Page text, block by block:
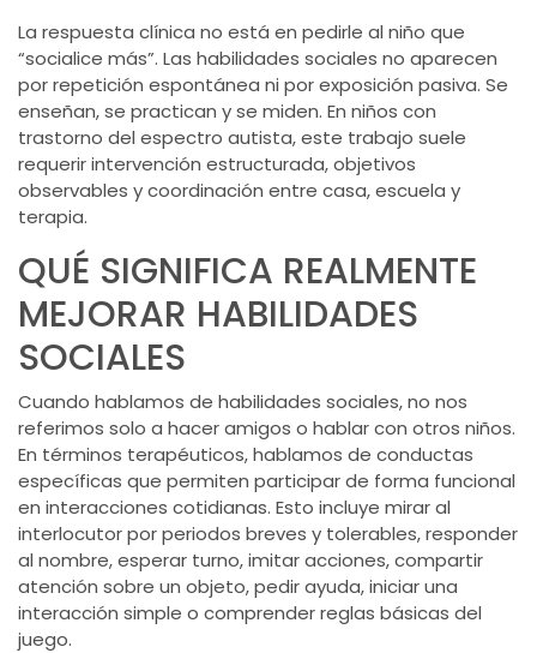
La respuesta clínica no está en pedirle al niño que
“socialice más”. Las habilidades sociales no aparecen
por repetición espontánea ni por exposición pasiva. Se
enseñan, se practican y se miden. En niños con
trastorno del espectro autista, este trabajo suele
requerir intervención estructurada, objetivos
observables y coordinación entre casa, escuela y
terapia.
QUÉ SIGNIFICA REALMENTE
MEJORAR HABILIDADES
SOCIALES
Cuando hablamos de habilidades sociales, no nos
referimos solo a hacer amigos o hablar con otros niños.
En términos terapéuticos, hablamos de conductas
específicas que permiten participar de forma funcional
en interacciones cotidianas. Esto incluye mirar al
interlocutor por periodos breves y tolerables, responder
al nombre, esperar turno, imitar acciones, compartir
atención sobre un objeto, pedir ayuda, iniciar una
interacción simple o comprender reglas básicas del
juego.